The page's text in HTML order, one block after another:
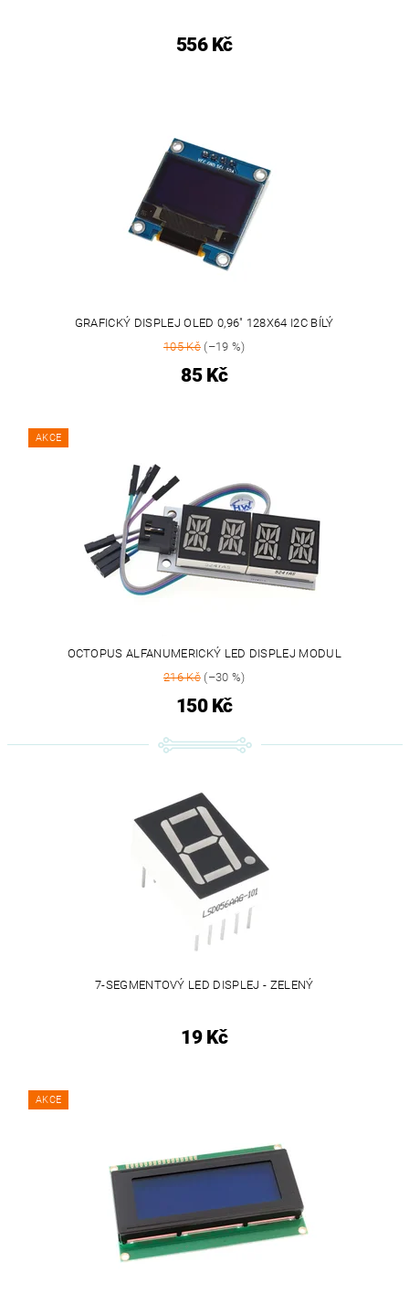
556 Kč
GRAFICKÝ DISPLEJ OLED 0,96" 128X64 I2C BÍLÝ
105 Kč(–19 %)
85 Kč
AKCE
OCTOPUS ALFANUMERICKÝ LED DISPLEJ MODUL
216 Kč(–30 %)
150 Kč
7-SEGMENTOVÝ LED DISPLEJ - ZELENÝ
19 Kč
AKCE